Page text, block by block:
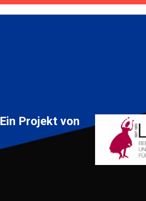
Ein Projekt von